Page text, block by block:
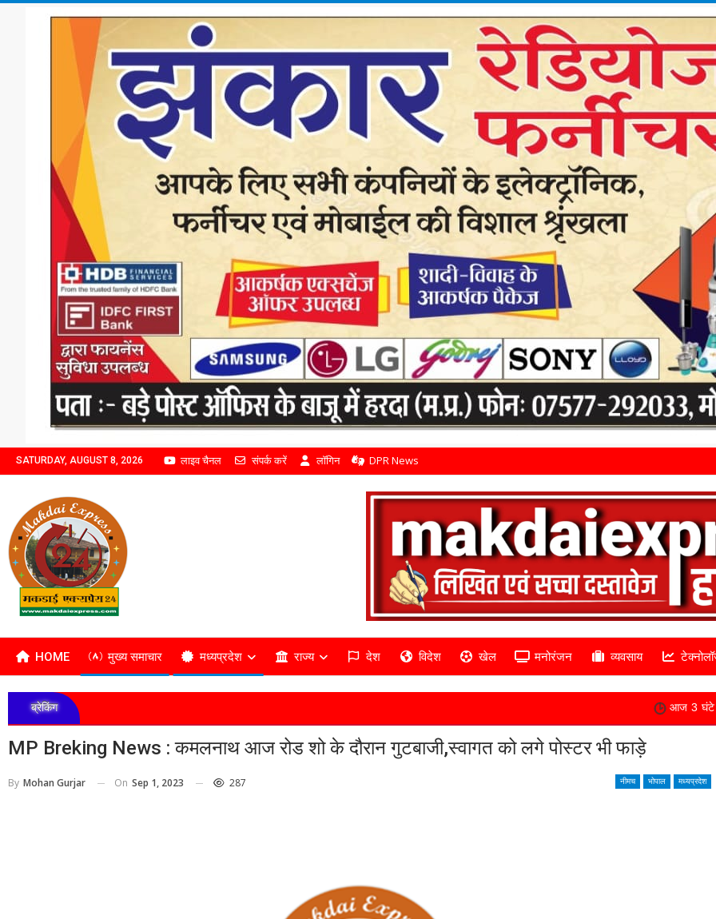
SATURDAY, AUGUST 8, 2026 लाइव चैनल संपर्क करें लॉगिन DPR News
HOME मुख्य समाचार मध्यप्रदेश राज्य देश विदेश खेल मनोरंजन व्यवसाय
ब्रेकिंग आज 3 घंटे बिजली गुल रहेगी, इन
MP Breking News : कमलनाथ आज रोड शो के दौरान गुटबाजी,स्वागत को लगे पोस्टर भी फाड़े
नीमच भोपाल मध्यप्रदेश
By Mohan Gurjar On Sep 1, 2023 287